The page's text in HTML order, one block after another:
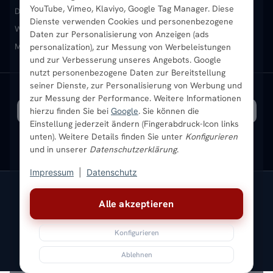
Alle akzeptieren
Konfigurieren
Ablehnen
YouTube, Vimeo, Klaviyo, Google Tag Manager. Diese
Dienste verwenden Cookies und personenbezogene
Daten zur Personalisierung von Anzeigen (ads
personalization), zur Messung von Werbeleistungen
und zur Verbesserung unseres Angebots. Google
nutzt personenbezogene Daten zur Bereitstellung
seiner Dienste, zur Personalisierung von Werbung und
zur Messung der Performance. Weitere Informationen
hierzu finden Sie bei Google. Sie können die
Einstellung jederzeit ändern (Fingerabdruck-Icon links
unten). Weitere Details finden Sie unter Konfigurieren
und in unserer Datenschutzerklärung.
Impressum Datenschutz
Heizkörper-Zubehör
Montageservice vor Ort
Sendung verfolgen
Karriere
Ratgeber
Bestpreisgarantie
Newsletter
Aktuelle Angebote
Design-HeizkörperPaneelheizkörperVertikal-Heizkörper
Wandheizkörper Wohnraum-Heizkörper Badheizkörper Schwarz
Mischbetrieb-HeizkörperHeizkörper-ZubehörAktuelle Angebote
SICHERE ZAHLUNG VERSAND MIT
* Alle Preise inkl. gesetzlicher USt. |Kostenloser Versand
ImpressumDatenschutzAGBWiderrufsbelehrungVersandkosten
BatteriegesetzSitemap